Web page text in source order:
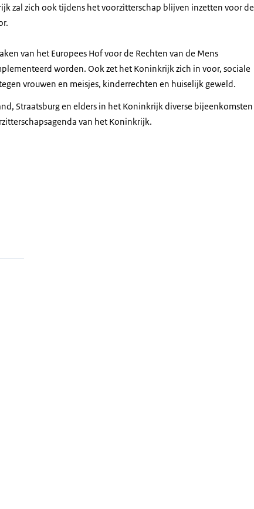
zal zich ook tijdens het voorzitterschap blijven inzetten voor de
van het Europees Hof voor de Rechten van de Mens
worden. Ook zet het Koninkrijk zich in voor, sociale
vrouwen en meisjes, kinderrechten en huiselijk geweld.
Straatsburg en elders in het Koninkrijk diverse bijeenkomsten
van het Koninkrijk.